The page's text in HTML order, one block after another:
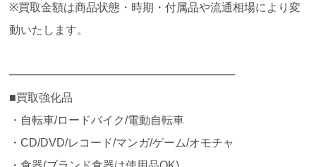
※買取金額は商品状態・時期・付属品や流通相場により変
動いたします。
━━━━━━━━━━━━━━━━━━━━
■買取強化品
・自転車/ロードバイク/電動自転車
・CD/DVD/レコード/マンガ/ゲーム/オモチャ